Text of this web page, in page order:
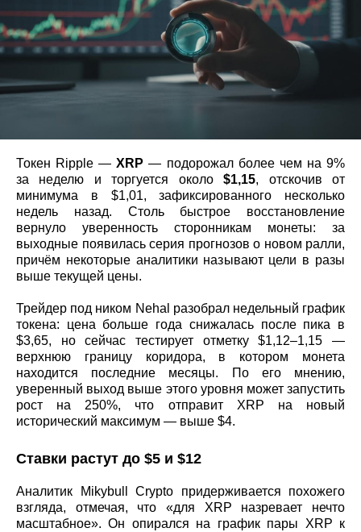
Токен Ripple —XRP — подорожал более чем на 9%
за неделю и торгуется около$1,15, отскочив от
минимума в $1,01, зафиксированного несколько
недель назад. Столь быстрое восстановление
вернуло уверенность сторонникам монеты: за
выходные появилась серия прогнозов о новом ралли,
причём некоторые аналитики называют цели в разы
выше текущей цены.
Трейдер под ником Nehal разобрал недельный график
токена: цена больше года снижалась после пика в
$3,65, но сейчас тестирует отметку $1,12–1,15 —
верхнюю границу коридора, в котором монета
находится последние месяцы. По его мнению,
уверенный выход выше этого уровня может запустить
рост на 250%, что отправит XRP на новый
исторический максимум — выше $4.
Ставки растут до $5 и $12
Аналитик Mikybull Crypto придерживается похожего
взгляда, отмечая, что «для XRP назревает нечто
масштабное». Он опирался на график пары XRP к